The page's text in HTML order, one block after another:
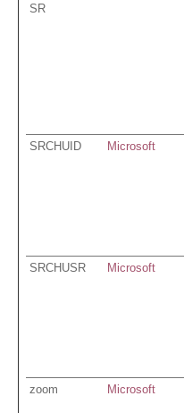
SR
SRCHUID Microsoft
SRCHUSR Microsoft
zoom Microsoft